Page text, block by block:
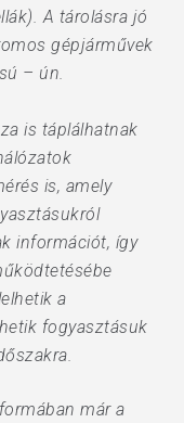
A tárolásra jó
gépjárművek
– ún.
is táplálhatnak
is, amely
információt, így
a
fogyasztásuk
már a